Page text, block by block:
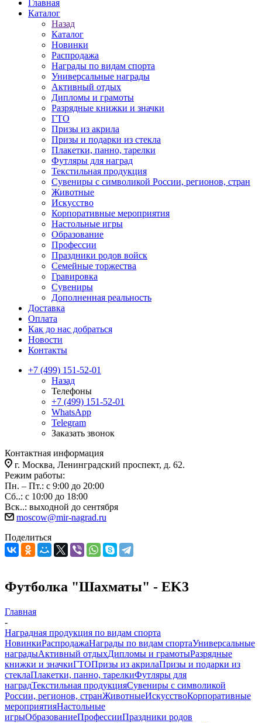
Главная
Каталог
Назад
Каталог
Новинки
Распродажа
Награды по видам спорта
Универсальные награды
Активный отдых
Дипломы и грамоты
Разрядные книжки и значки
ГТО
Призы из акрила
Призы и подарки из стекла
Плакетки, панно, тарелки
Футляры для наград
Текстильная продукция
Сувениры с символикой России, регионов, стран
Животные
Искусство
Корпоративные мероприятия
Настольные игры
Образование
Профессии
Праздники родов войск
Семейные торжества
Гравировка
Сувениры
Дополненная реальность
Доставка
Оплата
Как до нас добраться
Новости
Контакты
+7 (499) 151-52-01
Назад
Телефоны
+7 (499) 151-52-01
WhatsApp
Telegram
Заказать звонок
Контактная информация
г. Москва, Ленинградский проспект, д. 62.
Режим работы:
Пн. – Пт.: с 9:00 до 20:00
Сб..: с 10:00 до 18:00
Вск..: выходной до сентября
moscow@mir-nagrad.ru
Поделиться
Футболка "Шахматы" - EK3
Главная
-
Наградная продукция по видам спорта
НовинкиРаспродажаНаграды по видам спортаУниверсальные
наградыАктивный отдыхДипломы и грамотыРазрядные
книжки и значкиГТОПризы из акрилаПризы и подарки из
стеклаПлакетки, панно, тарелкиФутляры для
наградТекстильная продукцияСувениры с символикой
России, регионов, странЖивотныеИскусствоКорпоративные
мероприятияНастольные
игрыОбразованиеПрофессииПраздники родов